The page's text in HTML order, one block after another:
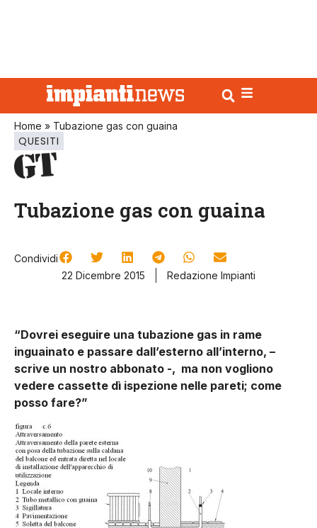
Home » Tubazione gas con guaina
QUESITI
Tubazione gas con guaina
Condividi
22 Dicembre 2015
Redazione Impianti
“Dovrei eseguire una tubazione gas in rame
inguainato e passare dall’esterno all’interno, –
scrive un nostro abbonato -, ma non vogliono
vedere cassette dì ispezione nelle pareti; come
posso fare?”